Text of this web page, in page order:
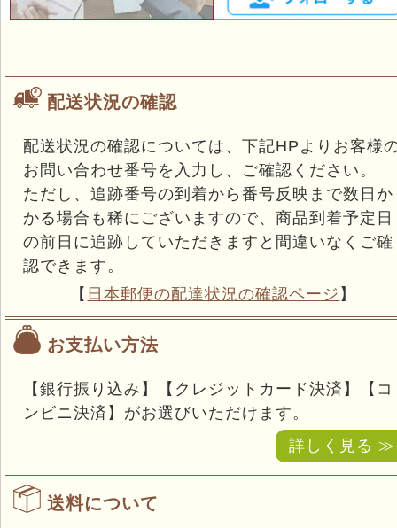
配送状況の確認
配送状況の確認については、下記HPよりお客様
お問い合わせ番号を入力し、ご確認ください。
ただし、追跡番号の到着から番号反映まで数日か
かる場合も稀にございますので、商品到着予定日
の前日に追跡していただきますと間違いなくご確
認できます。
【 日本郵便の配達状況の確認ページ 】
お支払い方法
【銀行振り込み】【クレジットカード決済】【コ
ンビニ決済】がお選びいただけます。
詳しく見る ≫
送料について